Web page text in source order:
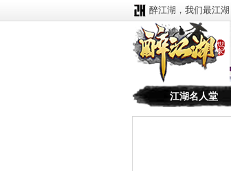
醉江湖，我们最江
江湖名人堂